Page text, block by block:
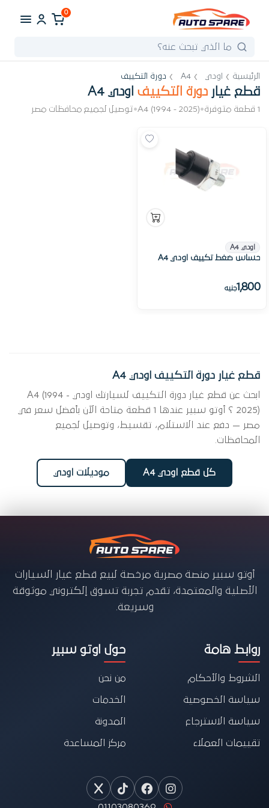
0
الرئيسية اودي A4 دورة التكييف
قطع غيار دورة التكييف اودي A4
1 قطعة متوفرة •
A4 (1994 - 2025)
•توصيل لجميع محافظات مصر
اودي A4
حساس ضغط تكييف اودي A4
1,800جنيه
قطع غيار دورة التكييف اودي A4
ابحث عن قطع غيار دورة التكييف لسيارتك اودي A4 (1994 -
2025) ؟ أوتو سبير عندها 1 قطعة متاحة الآن بأفضل سعر في
مصر — دفع عند الاستلام، تقسيط، وتوصيل لجميع
المحافظات.
كل قطع اودي A4 موديلات اودي
أوتو سبير منصة مصرية مرخصة لبيع قطع غيار السيارات
الأصلية والمعتمدة، تقدم تجربة تسوق إلكتروني موثوقة
وسريعة.
روابط هامة
الشروط والأحكام
سياسة الخصوصية
سياسة الاسترجاع
تقييمات العملاء
حول اوتو سبير
من نحن
الخدمات
المدونة
مركز المساعدة